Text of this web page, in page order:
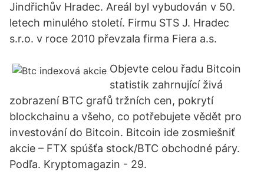
Jindřichův Hradec. Areál byl vybudován v 50.
letech minulého století. Firmu STS J. Hradec
s.r.o. v roce 2010 převzala firma Fiera a.s.
Objevte celou řadu Bitcoin
statistik zahrnující živá
zobrazení BTC grafů tržních cen, pokrytí
blockchainu a všeho, co potřebujete vědět pro
investování do Bitcoin. Bitcoin ide zosmiešniť
akcie – FTX spúšťa stock/BTC obchodné páry.
Podľa. Kryptomagazin - 29.